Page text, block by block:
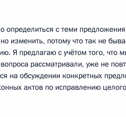
года, среда
представил
13:30 Московская область, Горки
определиться с теми
изменить, потому что так не
Я предлагаю с учётом того, что
рассматривали, уже не
на обсуждении конкретных
актов по исправлению